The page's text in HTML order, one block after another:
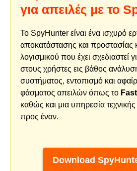
για απειλές με το
Το SpyHunter είναι ένα ισχυρό
αποκατάστασης και προστασίας
λογισμικού που έχει σχεδιαστεί
στους χρήστες εις βάθος
συστήματος, εντοπισμό και
φάσματος απειλών όπως το
καθώς και μια υπηρεσία
προς έναν.
Download